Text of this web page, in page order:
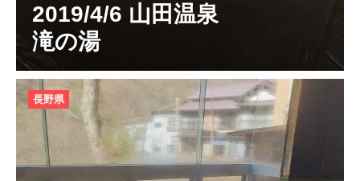
2019/4/6 山田温泉
滝の湯
長野県